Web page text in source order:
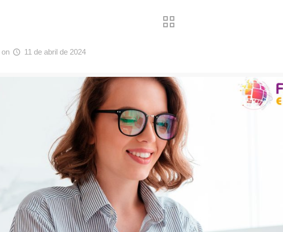
on 11 de abril de 2024